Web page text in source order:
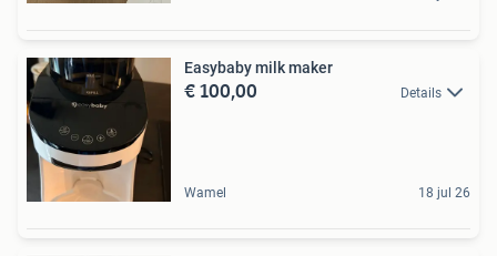
Easybaby milk maker
€ 100,00 Details
Wamel 18 jul 26